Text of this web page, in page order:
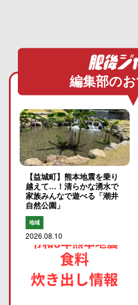
編集部の
【益城町】熊本地震を乗り
越えて…！清らかな湧水で
家族みんなで遊べる「潮井
自然公園」
地域
2026.08.10